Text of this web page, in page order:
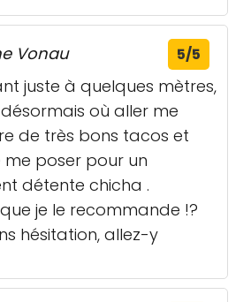
Vonau 5/5
juste à quelques mètres,
où aller me
de très bons tacos et
me poser pour un
détente chicha .
je le recommande !?
hésitation, allez-y